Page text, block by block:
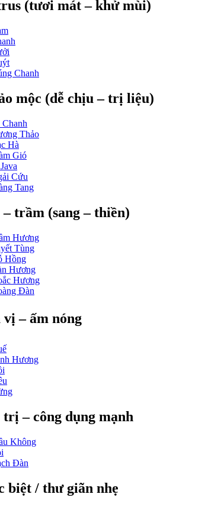
(tươi mát – khử mùi)
Chanh
mộc (dễ chịu – trị liệu)
Chanh
Thảo
Hà
Gió
Cứu
Tang
– trầm (sang – thiền)
Hương
Tùng
Hồng
Hương
Hương
Đàn
– ấm nóng
Hương
trị – công dụng mạnh
Không
Đàn
biệt / thư giãn nhẹ